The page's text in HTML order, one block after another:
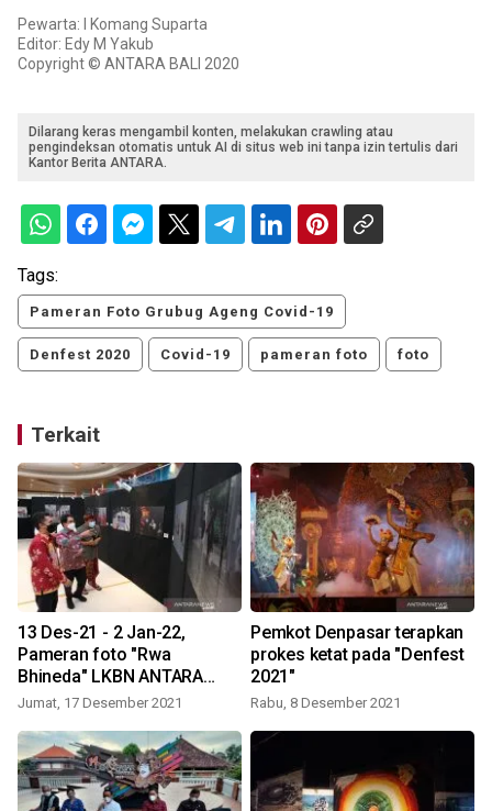
Pewarta: I Komang Suparta
Editor: Edy M Yakub
Copyright © ANTARA BALI 2020
Dilarang keras mengambil konten, melakukan crawling atau
pengindeksan otomatis untuk AI di situs web ini tanpa izin tertulis dari
Kantor Berita ANTARA.
Tags:
Pameran Foto Grubug Ageng Covid-19
Denfest 2020 Covid-19 pameran foto foto
Terkait
13 Des-21 - 2 Jan-22,
Pameran foto "Rwa
Bhineda" LKBN ANTARA
tampilkan kilas balik
Jumat, 17 Desember 2021
Pemkot Denpasar terapkan
prokes ketat pada "Denfest
2021"
Rabu, 8 Desember 2021